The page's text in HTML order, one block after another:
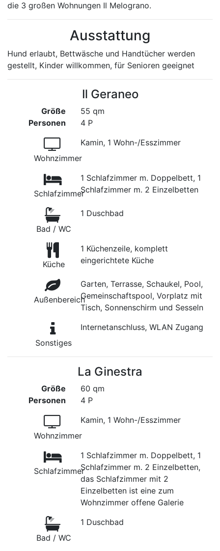
die 3 großen Wohnungen Il Melograno.
Ausstattung
Hund erlaubt, Bettwäsche und Handtücher werden
gestellt, Kinder willkommen, für Senioren geeignet
Il Geraneo
Größe
Personen
55 qm
4 P
Wohnzimmer
Kamin, 1 Wohn-/Esszimmer
Schlafzimmer
1 Schlafzimmer m. Doppelbett, 1
Schlafzimmer m. 2 Einzelbetten
Bad / WC
1 Duschbad
Küche
1 Küchenzeile, komplett
eingerichtete Küche
Außenbereich
Garten, Terrasse, Schaukel, Pool,
Gemeinschaftspool, Vorplatz mit
Tisch, Sonnenschirm und Sesseln
Sonstiges
Internetanschluss, WLAN Zugang
La Ginestra
Größe
Personen
60 qm
4 P
Wohnzimmer
Kamin, 1 Wohn-/Esszimmer
Schlafzimmer
1 Schlafzimmer m. Doppelbett, 1
Schlafzimmer m. 2 Einzelbetten,
das Schlafzimmer mit 2
Einzelbetten ist eine zum
Wohnzimmer offene Galerie
Bad / WC
1 Duschbad